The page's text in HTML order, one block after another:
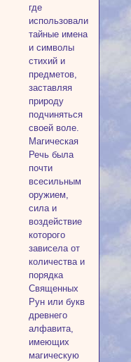
где
использовали
тайные имена
и символы
стихий и
предметов,
заставляя
природу
подчиняться
своей воле.
Магическая
Речь была
почти
всесильным
оружием,
сила и
воздействие
которого
зависела от
количества и
порядка
Священных
Рун или букв
древнего
алфавита,
имеющих
магическую